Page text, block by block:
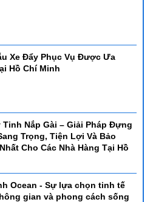
Xe Đẩy Phục Vụ Được Ưa
Hồ Chí Minh
Tinh Nắp Gài – Giải Pháp Đựng
Trọng, Tiện Lợi Và Bảo
Cho Các Nhà Hàng Tại Hồ
Ocean - Sự lựa chọn tinh tế
gian và phong cách sống